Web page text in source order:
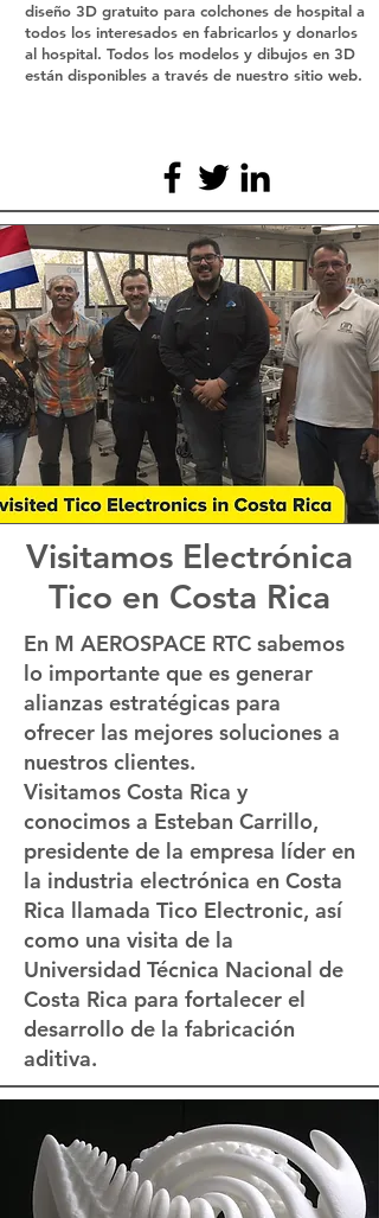
diseño 3D gratuito para colchones de hospital a
todos los interesados en fabricarlos y donarlos
al hospital. Todos los modelos y dibujos en 3D
están disponibles a través de nuestro sitio web.
Visitamos Electrónica
Tico en Costa Rica
En M AEROSPACE RTC sabemos
lo importante que es generar
alianzas estratégicas para
ofrecer las mejores soluciones a
nuestros clientes.
Visitamos Costa Rica y
conocimos a Esteban Carrillo,
presidente de la empresa líder en
la industria electrónica en Costa
Rica llamada Tico Electronic, así
como una visita de la
Universidad Técnica Nacional de
Costa Rica para fortalecer el
desarrollo de la fabricación
aditiva.